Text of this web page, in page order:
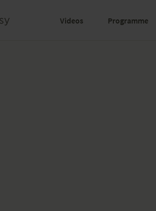
Videos Programme